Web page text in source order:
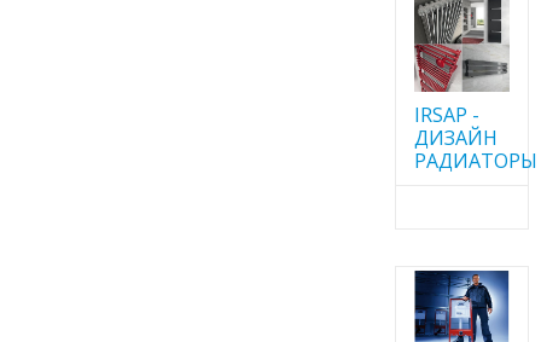
IRSAP -
ДИЗАЙН
РАДИАТОРЫ